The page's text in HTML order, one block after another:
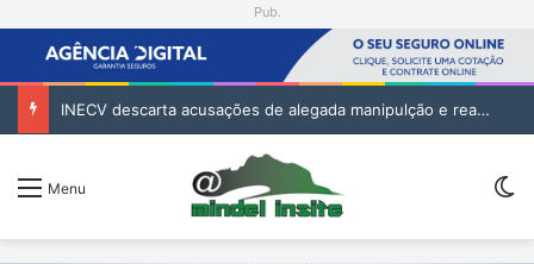
Pub.
INECV descarta acusações de alegada manipulção e reafirma independência e rigor das estatísticas oficiais
Menu